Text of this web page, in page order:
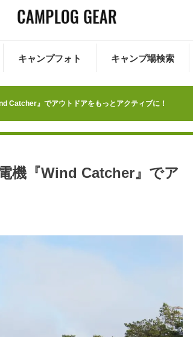
キャンプフォト キャンプ場検索
Catcher』でアウトドアをもっとアクティブに！
機『Wind Catcher』でア